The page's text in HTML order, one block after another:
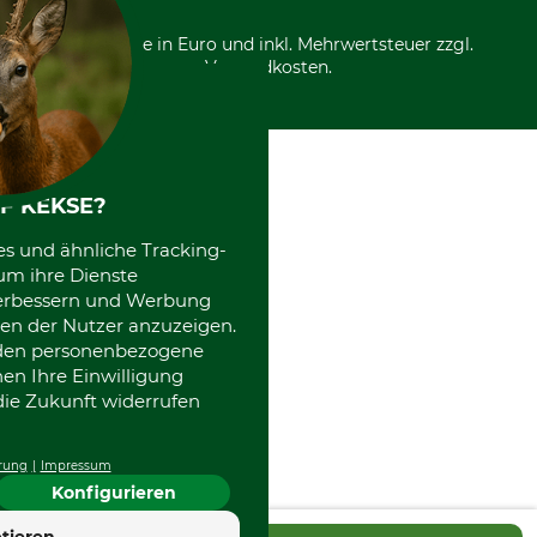
Entsorgung und Umwelt
Datenschutz Print
Über uns
Community
International
Kooperationen
Alle Preise in Euro und inkl. Mehrwertsteuer zzgl.
Versandkosten.
KEKSE?
und ähnliche Tracking-
ihre Dienste
und Werbung
der Nutzer anzuzeigen.
personenbezogene
Ihre Einwilligung
Zukunft widerrufen
Impressum
Konfigurieren